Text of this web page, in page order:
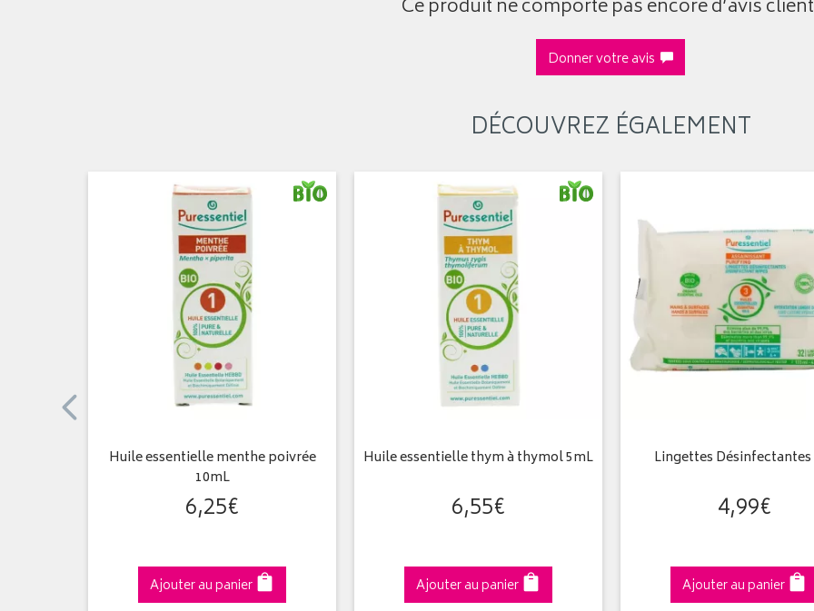
Ce produit ne comporte pas encore d’avis
Donner votre avis
DÉCOUVREZ ÉGALEMENT
Huile essentielle menthe poivrée
10mL
6,25€
Ajouter au panier
Huile essentielle thym à thymol 5mL
6,55€
Ajouter au panier
Lingettes Désinfectantes
4,99€
Ajouter au panier